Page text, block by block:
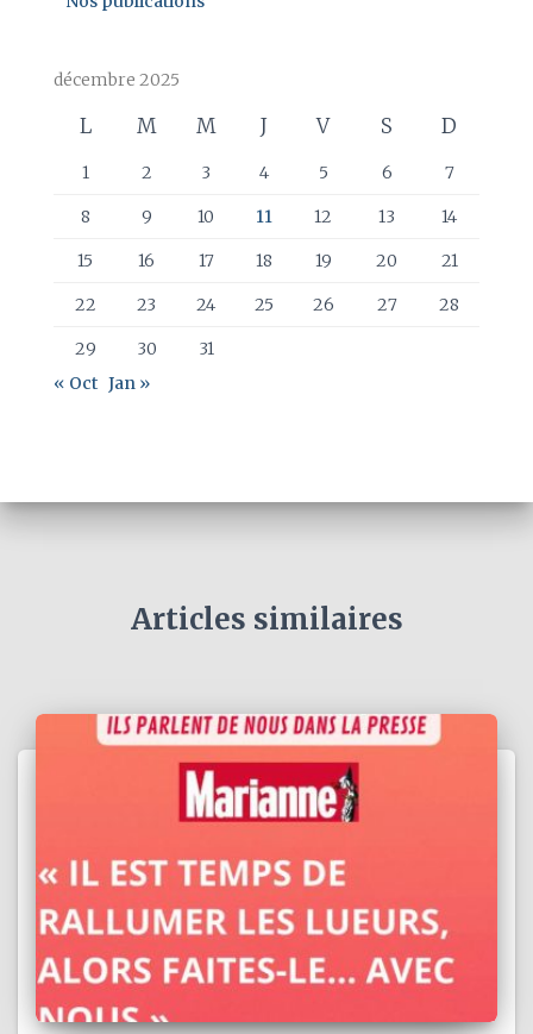
décembre 2025
L M M J V S D
1 2 3 4 5 6 7
8 9 10 11 12 13 14
15 16 17 18 19 20 21
22 23 24 25 26 27 28
29 30
31
« Oct Jan »
Articles similaires